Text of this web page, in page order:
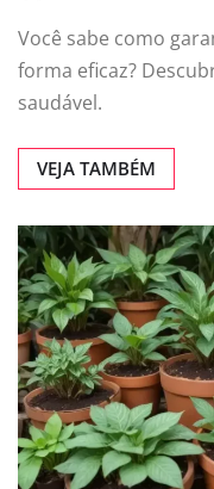
Você sabe como
forma eficaz?
saudável.
VEJA TAMBÉM